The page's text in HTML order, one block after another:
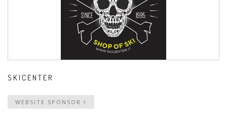
SKICENTER
WEBSITE SPONSOR